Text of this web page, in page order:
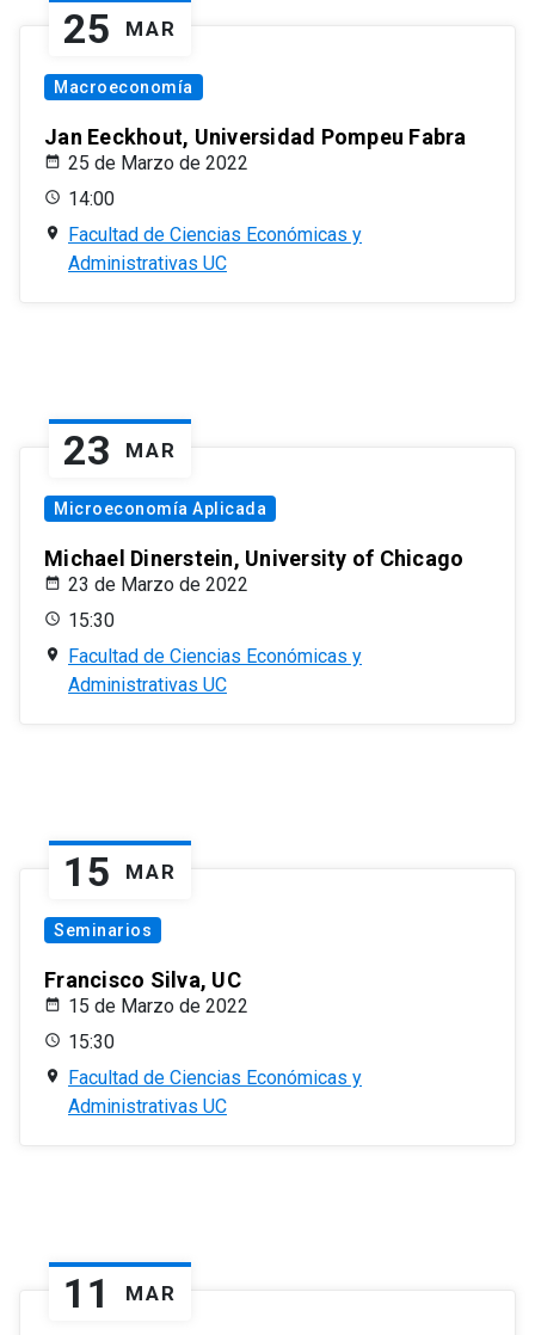
25 MAR
Macroeconomía
Jan Eeckhout, Universidad Pompeu Fabra
25 de Marzo de 2022
14:00
Facultad de Ciencias Económicas y
Administrativas UC
23 MAR
Microeconomía Aplicada
Michael Dinerstein, University of Chicago
23 de Marzo de 2022
15:30
Facultad de Ciencias Económicas y
Administrativas UC
15 MAR
Seminarios
Francisco Silva, UC
15 de Marzo de 2022
15:30
Facultad de Ciencias Económicas y
Administrativas UC
11 MAR